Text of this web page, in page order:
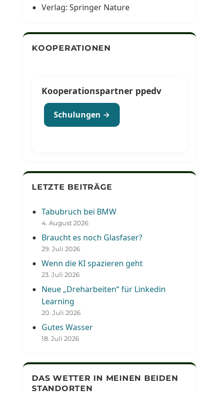
Verlag: Springer Nature
KOOPERATIONEN
Kooperationspartner ppedv
Schulungen →
LETZTE BEITRÄGE
Tabubruch bei BMW
4. August 2026
Braucht es noch Glasfaser?
29. Juli 2026
Wenn die KI spazieren geht
23. Juli 2026
Neue „Dreharbeiten“ für Linkedin
Learning
20. Juli 2026
Gutes Wasser
18. Juli 2026
DAS WETTER IN MEINEN BEIDEN
STANDORTEN